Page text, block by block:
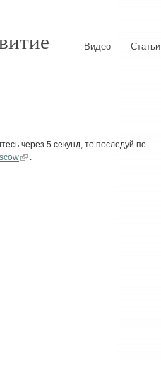
Видео Статьи
через 5 секунд, то последуй по